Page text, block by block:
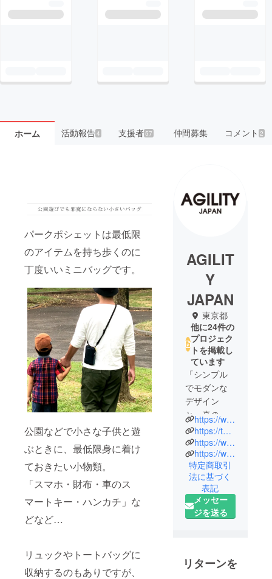
ホーム 活動報告4 支援者57 仲間募集 コメント 2
パークポシェットは最低限
のアイテムを持ち歩くのに
丁度いいミニバッグです。
公園などで小さな子供と遊
ぶときに、最低限身に着け
ておきたい小物類。
「スマホ・財布・車のス
マートキー・ハンカチ」な
どなど…
リュックやトートバッグに
収納するのもありですが、
AGILIT
Y
JAPAN
東京都
他に24件の
プロジェク
トを掲載し
ています
「シンプル
でモダンな
デザイン
と、真の使
いやすさ」
がコンセプ
ト。
革小物・
バッグのブ
ランド
AGILITY(ア
京の下町、
https://www.agility-bag.com/
https://twitter.com/agility_bag
https://www.facebook.com/AGILITYPAGE
https://www.instagram.com/agility_japan/
特定商取引
法に基づく
表記
メッセー
ジを送る
リターンを